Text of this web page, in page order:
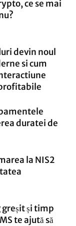
ce se mai
devin noul
si cum
duratei de
la NIS2
greșit și timp
te ajută să